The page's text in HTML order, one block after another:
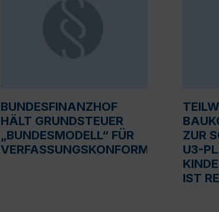
BUNDESFINANZHOF
HÄLT GRUNDSTEUER
„BUNDESMODELL“ FÜR
VERFASSUNGSKONFORM
ZUR
U3-
IST